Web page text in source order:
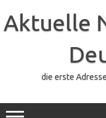
springen
Aktuelle
die erste